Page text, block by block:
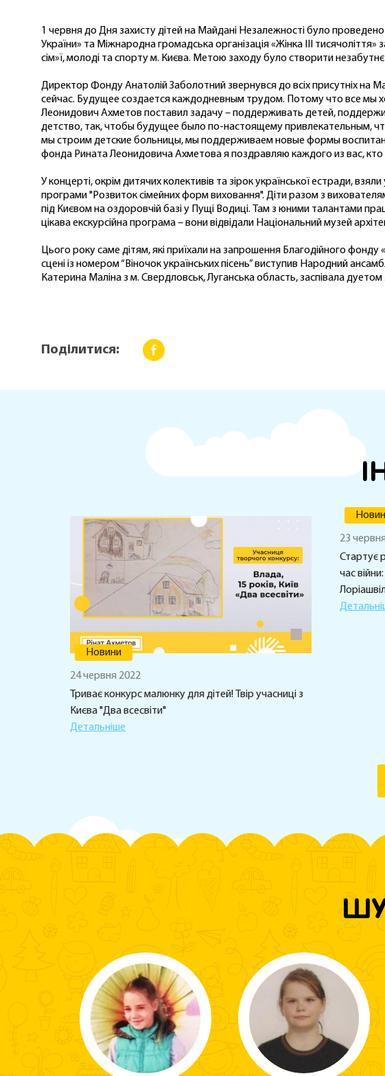
1 червня до Дня захисту дітей на Майдані Незалежності було
України» та Міжнародна громадська організація «Жінка ІІІ
сім»ї, молоді та спорту м. Києва. Метою заходу було створити незабутнє
Директор Фонду Анатолій Заболотний звернувся до всіх присутніх на
сейчас. Будущее создается каждодневным трудом. Потому что все
Леонидович Ахметов поставил задачу – поддерживать детей,
детство, так, чтобы будущее было по-настоящему привлекательным,
мы строим детские больницы, мы поддерживаем новые формы
фонда Рината Леонидовича Ахметова я поздравляю каждого из вас,
У концерті, окрім дитячих колективів та зірок української естради,
програми "Розвиток сімейних форм виховання". Діти разом з
під Києвом на оздоровчій базі у Пущі Водиці. Там з юними талантами
цікава екскурсійна програма – вони відвідали Національний музей
Цього року саме дітям, які приїхали на запрошення Благодійного
сцені із номером “Віночок українських пісень” виступив Народний
Катерина Маліна з м. Свердловськ, Луганська область, заспівала дуетом
Поділитися:
Новини
24 червня 2022
Триває конкурс малюнку для дітей! Твір учасниці з
Києва "Два всесвіти"
Детальніше
23
Стартує
час